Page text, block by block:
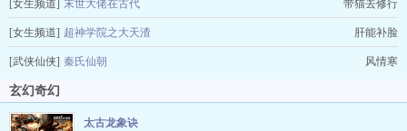
[女生频道] 末世大佬在古代 带猫去修行
[女生频道] 超神学院之大天渣 肝能补脸
[武侠仙侠] 秦氏仙朝 风情寒
玄幻奇幻
太古龙象诀